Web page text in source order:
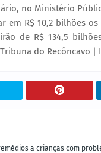
no Ministério
em R$ 10,2 bilhões
de R$ 134,5
do Recôncavo |
a crianças com